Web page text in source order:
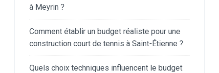
à Meyrin ?
Comment établir un budget réaliste pour une
construction court de tennis à Saint-Étienne ?
Quels choix techniques influencent le budget